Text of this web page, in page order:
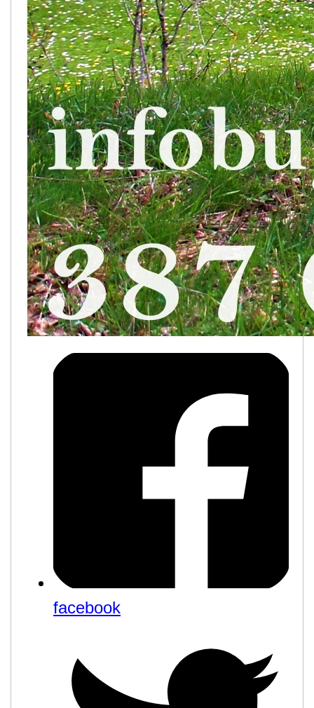
facebook